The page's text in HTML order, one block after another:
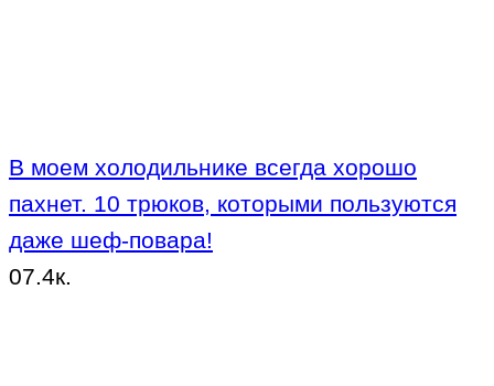
В моем холодильнике всегда хорошо
пахнет. 10 трюков, которыми пользуются
даже шеф-повара!
07.4к.